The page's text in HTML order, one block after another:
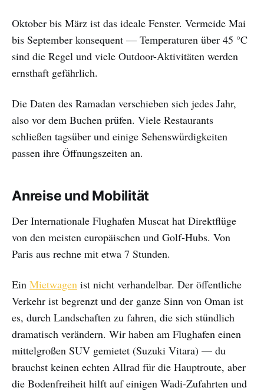
Oktober bis März ist das ideale Fenster. Vermeide Mai
bis September konsequent — Temperaturen über 45 °C
sind die Regel und viele Outdoor-Aktivitäten werden
ernsthaft gefährlich.
Die Daten des Ramadan verschieben sich jedes Jahr,
also vor dem Buchen prüfen. Viele Restaurants
schließen tagsüber und einige Sehenswürdigkeiten
passen ihre Öffnungszeiten an.
Anreise und Mobilität
Der Internationale Flughafen Muscat hat Direktflüge
von den meisten europäischen und Golf-Hubs. Von
Paris aus rechne mit etwa 7 Stunden.
Ein Mietwagen ist nicht verhandelbar. Der öffentliche
Verkehr ist begrenzt und der ganze Sinn von Oman ist
es, durch Landschaften zu fahren, die sich stündlich
dramatisch verändern. Wir haben am Flughafen einen
mittelgroßen SUV gemietet (Suzuki Vitara) — du
brauchst keinen echten Allrad für die Hauptroute, aber
die Bodenfreiheit hilft auf einigen Wadi-Zufahrten und